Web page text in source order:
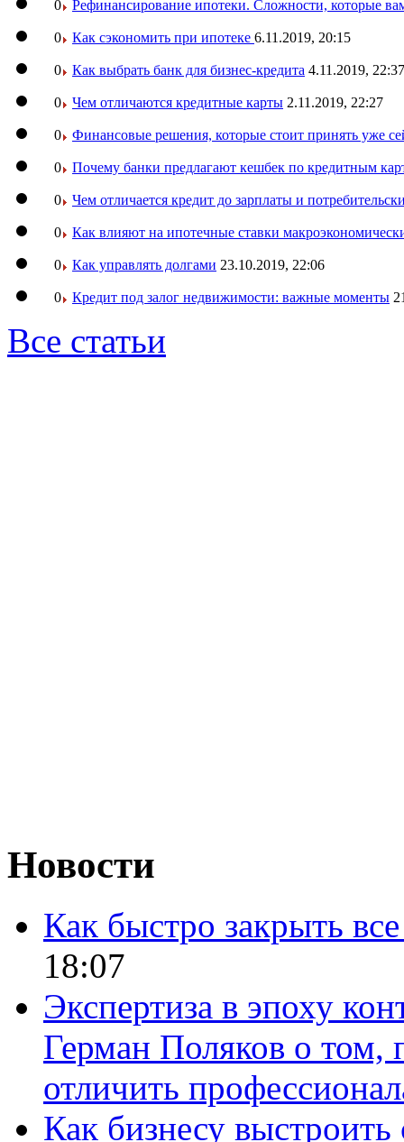
0 Рефинансирование ипотеки. Сложности, которые
0 Как сэкономить при ипотеке 6.11.2019, 20:15
0 Как выбрать банк для бизнес-кредита 4.11.2019, 22:37
0 Чем отличаются кредитные карты 2.11.2019, 22:27
0 Финансовые решения, которые стоит принять уже
0 Почему банки предлагают кешбек по кредитным
0 Чем отличается кредит до зарплаты и
0 Как влияют на ипотечные ставки
0 Как управлять долгами 23.10.2019, 22:06
0 Кредит под залог недвижимости: важные моменты
Все статьи
Новости
Как быстро закрыть
18:07
Экспертиза в эпоху
Герман Поляков о том,
отличить
Как бизнесу